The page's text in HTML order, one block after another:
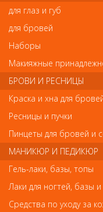
Отзывы
Ваш отзыв станет
Напишите свой
Комментарий
Имя
для глаз и губ
для бровей
Наборы
Макияжные
БРОВИ И РЕСНИЦЫ
Краска и хна для
Ресницы и пучки
Пинцеты для бровей и
МАНИКЮР И ПЕДИКЮР
Гель-лаки, базы, топы
Лаки для ногтей, базы
Средства по уходу за